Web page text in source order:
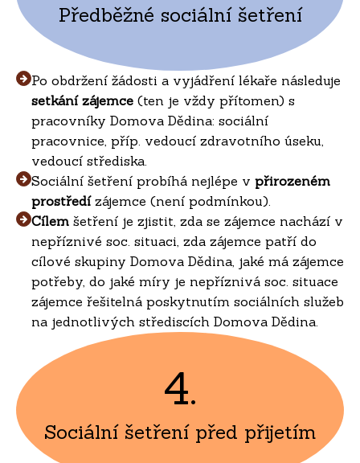
Předběžné sociální šetření
Po obdržení žádosti a vyjádření lékaře následuje
setkání zájemce (ten je vždy přítomen) s
pracovníky Domova Dědina: sociální
pracovnice, příp. vedoucí zdravotního úseku,
vedoucí střediska.
Sociální šetření probíhá nejlépe v přirozeném
prostředízájemce (není podmínkou).
Cílem šetření je zjistit, zda se zájemce nachází v
nepříznivé soc. situaci, zda zájemce patří do
cílové skupiny Domova Dědina, jaké má zájemce
potřeby, do jaké míry je nepříznivá soc. situace
zájemce řešitelná poskytnutím sociálních služeb
na jednotlivých střediscích Domova Dědina.
4.
Sociální šetření před přijetím